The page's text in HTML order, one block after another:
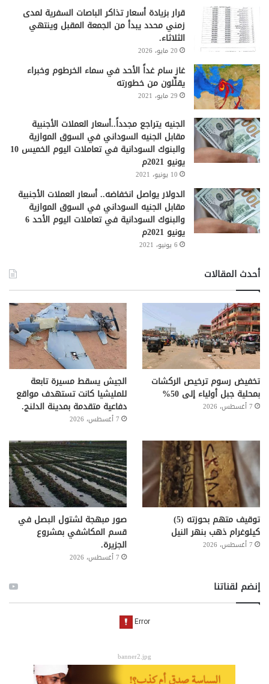
قرار بزيادة أسعار تذاكر الباصات السفرية لمدى
زمني محدد يبدأ من الجمعة المقبل وينتهي
الثلاثاء.
20 مايو، 2026
غاز سام غداً الأحد في سماء الخرطوم وخبراء
يقلِّلون من خطورته
29 مايو، 2021
الجنيه يتراجع مجدداً..أسعار العملات الأجنبية
مقابل الجنيه السوداني في السوق الموازية
والبنوك السودانية في تعاملات اليوم الخميس 10
يونيو 2021م
10 يونيو، 2021
الدولار يواصل انخفاضه.. أسعار العملات الأجنبية
مقابل الجنيه السوداني في السوق الموازية
والبنوك السودانية في تعاملات اليوم الأحد 6
يونيو 2021م
6 يونيو، 2021
أحدث المقالات
تخفيض رسوم ترخيص الركشات
بمحلية جبل أولياء إلى 50%
7 أغسطس، 2026
الجيش يسقط مسيرة تابعة
للمليشيا كانت تستهدف مواقع
دفاعية متقدمة بمدينة الدلنج.
7 أغسطس، 2026
توقيف متهم بحوزته (5)
كيلوغرام ذهب بنهر النيل
7 أغسطس، 2026
صور مبهجة لشتول البصل في
قسم المكاشفي بمشروع
الجزيرة.
7 أغسطس، 2026
إنضم لقناتنا
banner2.jpg